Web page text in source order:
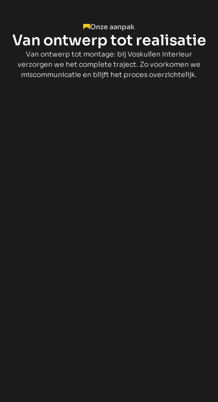
Onze aanpak
Van ontwerp tot realisatie
Van ontwerp tot montage: bij Voskuilen Interieur
verzorgen we het complete traject. Zo voorkomen we
miscommunicatie en blijft het proces overzichtelijk.